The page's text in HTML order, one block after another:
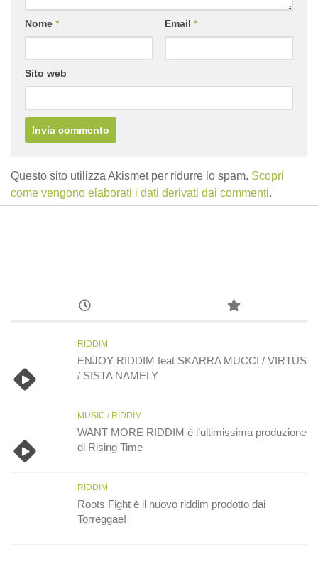
Nome * Email *
Sito web
Questo sito utilizza Akismet per ridurre lo spam. Scopri
come vengono elaborati i dati derivati dai commenti.
RIDDIM
ENJOY RIDDIM feat SKARRA MUCCI / VIRTUS
/ SISTA NAMELY
MUSIC / RIDDIM
WANT MORE RIDDIM è l’ultimissima produzione
di Rising Time
RIDDIM
Roots Fight è il nuovo riddim prodotto dai
Torreggae!